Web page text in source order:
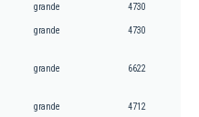
grande 4730
grande 4730
grande 6622
grande 4712